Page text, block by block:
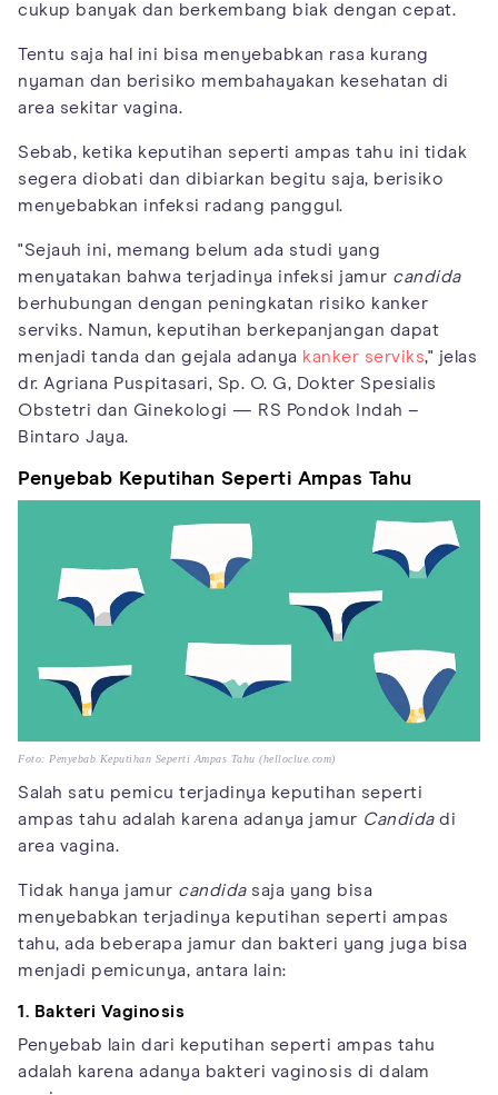
cukup banyak dan berkembang biak dengan cepat.
Tentu saja hal ini bisa menyebabkan rasa kurang
nyaman dan berisiko membahayakan kesehatan di
area sekitar vagina.
Sebab, ketika keputihan seperti ampas tahu ini tidak
segera diobati dan dibiarkan begitu saja, berisiko
menyebabkan infeksi radang panggul.
"Sejauh ini, memang belum ada studi yang
menyatakan bahwa terjadinya infeksi jamur candida
berhubungan dengan peningkatan risiko kanker
serviks. Namun, keputihan berkepanjangan dapat
menjadi tanda dan gejala adanya kanker serviks," jelas
dr. Agriana Puspitasari, Sp. O. G, Dokter Spesialis
Obstetri dan Ginekologi — RS Pondok Indah –
Bintaro Jaya.
Penyebab Keputihan Seperti Ampas Tahu
Foto: Penyebab Keputihan Seperti Ampas Tahu (helloclue.com)
Salah satu pemicu terjadinya keputihan seperti
ampas tahu adalah karena adanya jamur Candidadi
area vagina.
Tidak hanya jamur candidasaja yang bisa
menyebabkan terjadinya keputihan seperti ampas
tahu, ada beberapa jamur dan bakteri yang juga bisa
menjadi pemicunya, antara lain:
1. Bakteri Vaginosis
Penyebab lain dari keputihan seperti ampas tahu
adalah karena adanya bakteri vaginosis di dalam